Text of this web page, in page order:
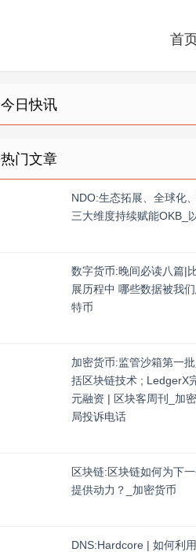
首
今日快讯
热门文章
NDO:生态拓展、全球化
三大维度持续赋能OKB_
数字货币:晚间必读八篇|
展历程中 哪些数据被我
特币
加密货币:监管沙箱第一
括区块链技术 ; LedgerX
元融资 | 区块客周刊_加
局投诉电话
区块链:区块链如何为下
提供动力？_加密货币
DNS:Hardcore | 如何利